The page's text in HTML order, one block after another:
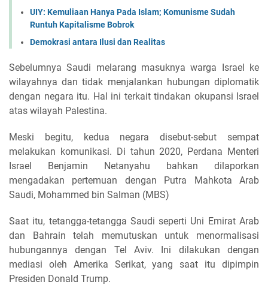
UIY: Kemuliaan Hanya Pada Islam; Komunisme Sudah
Runtuh Kapitalisme Bobrok
Demokrasi antara Ilusi dan Realitas
Sebelumnya Saudi melarang masuknya warga Israel ke
wilayahnya dan tidak menjalankan hubungan diplomatik
dengan negara itu. Hal ini terkait tindakan okupansi Israel
atas wilayah Palestina.
Meski begitu, kedua negara disebut-sebut sempat
melakukan komunikasi. Di tahun 2020, Perdana Menteri
Israel Benjamin Netanyahu bahkan dilaporkan
mengadakan pertemuan dengan Putra Mahkota Arab
Saudi, Mohammed bin Salman (MBS)
Saat itu, tetangga-tetangga Saudi seperti Uni Emirat Arab
dan Bahrain telah memutuskan untuk menormalisasi
hubungannya dengan Tel Aviv. Ini dilakukan dengan
mediasi oleh Amerika Serikat, yang saat itu dipimpin
Presiden Donald Trump.